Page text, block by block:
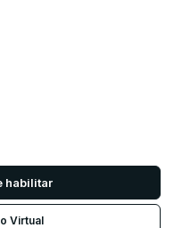
habilitar
Virtual